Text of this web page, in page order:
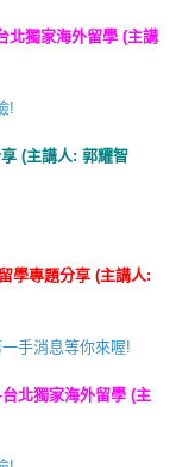
北獨家海外留學 (主講
!
(主講人: 郭耀智
學專題分享 (主講人:
手消息等你來喔!
台北獨家海外留學 (主